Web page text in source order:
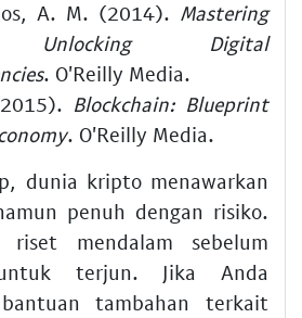
A. M. (2014). Mastering
Unlocking Digital
. O'Reilly Media.
Blockchain: Blueprint
. O'Reilly Media.
dunia kripto menawarkan
penuh dengan risiko.
riset mendalam sebelum
terjun. Jika Anda
tambahan terkait